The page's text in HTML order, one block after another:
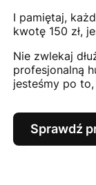
I pamiętaj,
kwotę 150 zł,
Nie zwlekaj
profesjonalną
jesteśmy po
Sprawdź